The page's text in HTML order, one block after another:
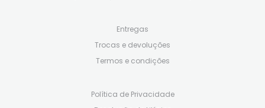
Entregas
Trocas e devoluções
Termos e condições
Política de Privacidade